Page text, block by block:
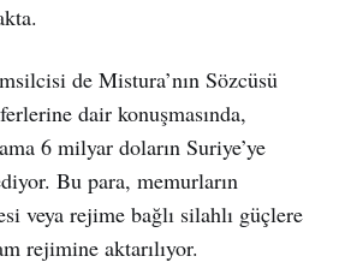
de Mistura’nın Sözcüsü
dair konuşmasında,
6 milyar doların Suriye’ye
Bu para, memurların
veya rejime bağlı silahlı güçlere
rejimine aktarılıyor.